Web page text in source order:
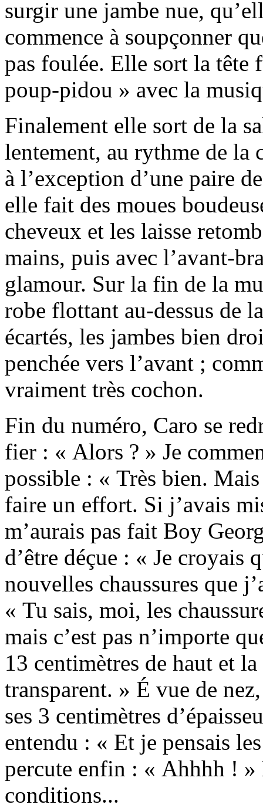
surgir une jambe nue,
commence à soupçonner
pas foulée. Elle sort la tête
poup-pidou » avec la
Finalement elle sort de la
lentement, au rythme de la
à l’exception d’une paire
elle fait des moues
cheveux et les laisse
mains, puis avec l’avant-
glamour. Sur la fin de la
robe flottant au-dessus de
écartés, les jambes bien
penchée vers l’avant ;
vraiment très cochon.
Fin du numéro, Caro se
fier : « Alors ? » Je
possible : « Très bien.
faire un effort. Si j’avais
m’aurais pas fait Boy
d’être déçue : « Je croyais
nouvelles chaussures que
« Tu sais, moi, les
mais c’est pas n’importe
13 centimètres de haut et
transparent. » É vue de
ses 3 centimètres
entendu : « Et je pensais
percute enfin : « Ahhhh ! »
conditions...